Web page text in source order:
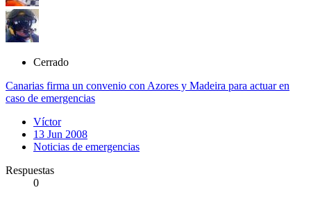
Cerrado
Canarias firma un convenio con Azores y Madeira para actuar en
caso de emergencias
Víctor
13 Jun 2008
Noticias de emergencias
Respuestas
0